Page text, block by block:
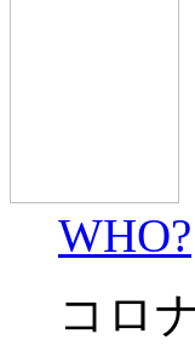
WHO?
コロ